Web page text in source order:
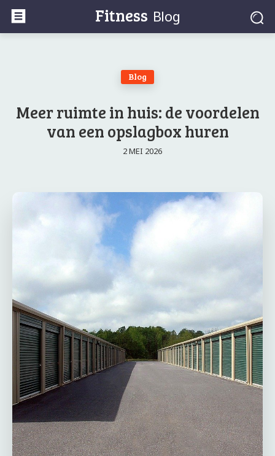
Fitness Blog
Blog
Meer ruimte in huis: de voordelen
van een opslagbox huren
2 MEI 2026